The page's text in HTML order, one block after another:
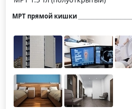
МРТ прямой кишки